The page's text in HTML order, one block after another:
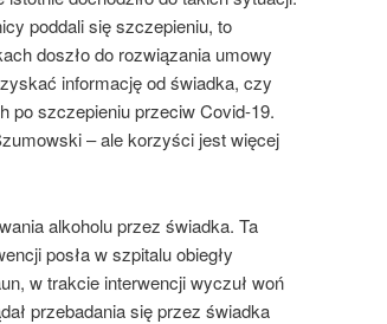
poddali się szczepieniu, to
doszło do rozwiązania umowy
informację od świadka, czy
po szczepieniu przeciw Covid-19.
– ale korzyści jest więcej
alkoholu przez świadka. Ta
posła w szpitalu obiegły
w trakcie interwencji wyczuł woń
przebadania się przez świadka